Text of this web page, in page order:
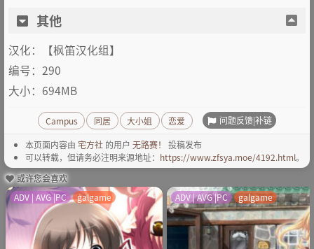
其他
汉化：【枫笛汉化组】
编号：290
大小：694MB
Campus 同居 大小姐 恋爱 问题反馈|补链
本页面内容由 宅方社 的用户 无路赛！
投稿发布
可以转载，但请务必注明来源地址： https://www.zfsya.moe/4192.html。
或许您会喜欢
ADV | AVG |PC galgame ADV | AVG |PC galgame